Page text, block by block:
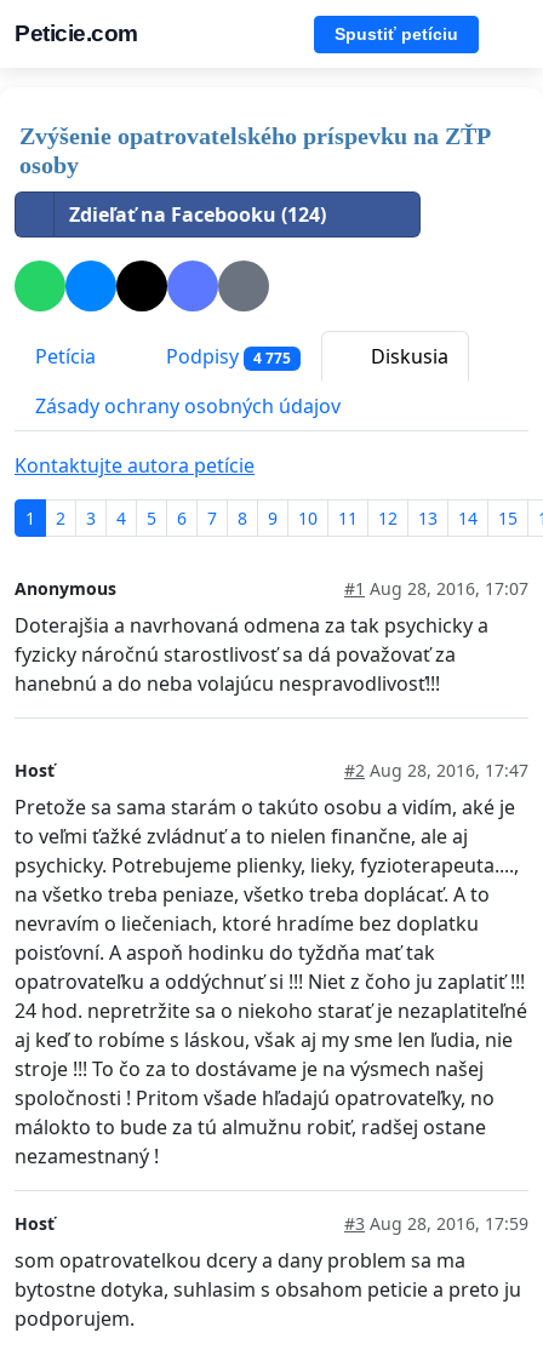
Peticie.com Spustiť petíciu
Zvýšenie opatrovatelského príspevku na ZŤP
osoby
Zdieľať na Facebooku (124)
Petícia Podpisy 4 775
Diskusia
Zásady ochrany osobných údajov
Kontaktujte autora petície
1 2 3 4 5 6 7 8 9 10 11 12 13 14 15
Anonymous #1 Aug 28, 2016, 17:07
Doterajšia a navrhovaná odmena za tak psychicky a
fyzicky náročnú starostlivosť sa dá považovať za
hanebnú a do neba volajúcu nespravodlivosť!!!
Hosť #2 Aug 28, 2016, 17:47
Pretože sa sama starám o takúto osobu a vidím, aké je
to veľmi ťažké zvládnuť a to nielen finančne, ale aj
psychicky. Potrebujeme plienky, lieky, fyzioterapeuta....,
na všetko treba peniaze, všetko treba doplácať. A to
nevravím o liečeniach, ktoré hradíme bez doplatku
poisťovní. A aspoň hodinku do tyždňa mať tak
opatrovateľku a oddýchnuť si !!! Niet z čoho ju zaplatiť !!!
24 hod. nepretržite sa o niekoho starať je nezaplatiteľné
aj keď to robíme s láskou, však aj my sme len ľudia, nie
stroje !!! To čo za to dostávame je na výsmech našej
spoločnosti ! Pritom všade hľadajú opatrovateľky, no
málokto to bude za tú almužnu robiť, radšej ostane
nezamestnaný !
Hosť #3 Aug 28, 2016, 17:59
som opatrovatelkou dcery a dany problem sa ma
bytostne dotyka, suhlasim s obsahom peticie a preto ju
podporujem.